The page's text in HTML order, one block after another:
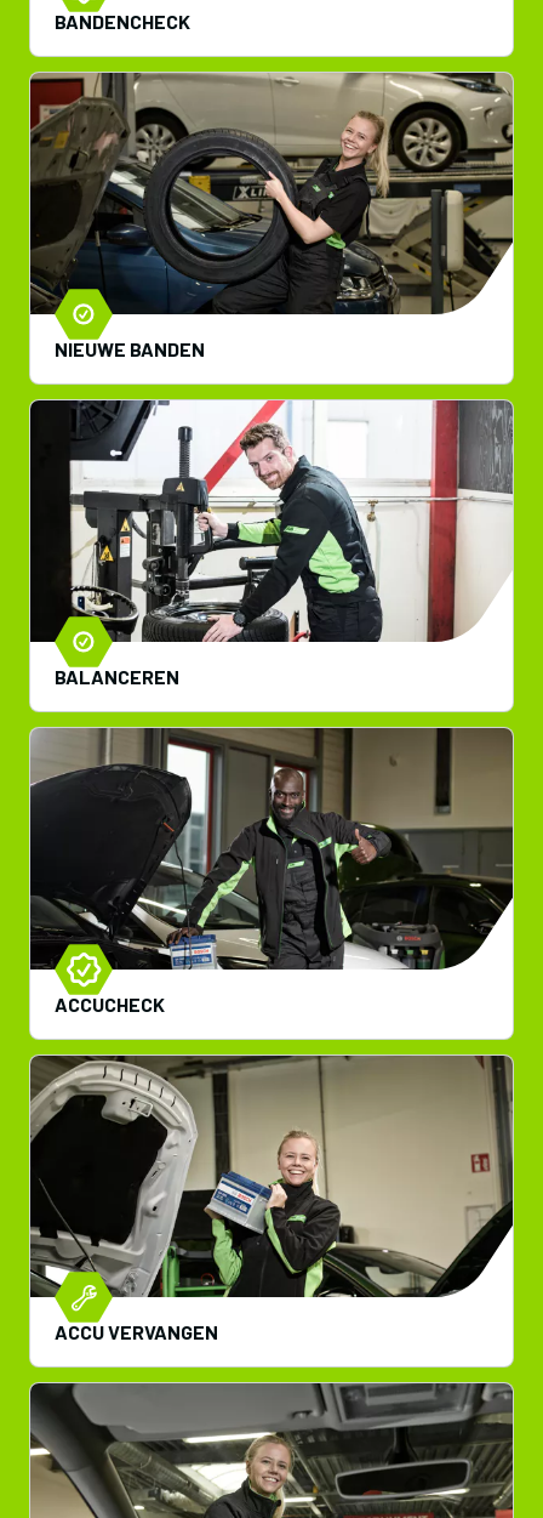
BANDENCHECK
NIEUWE BANDEN
BALANCEREN
ACCUCHECK
ACCU VERVANGEN